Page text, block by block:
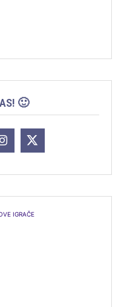
🙂
IGRAČE